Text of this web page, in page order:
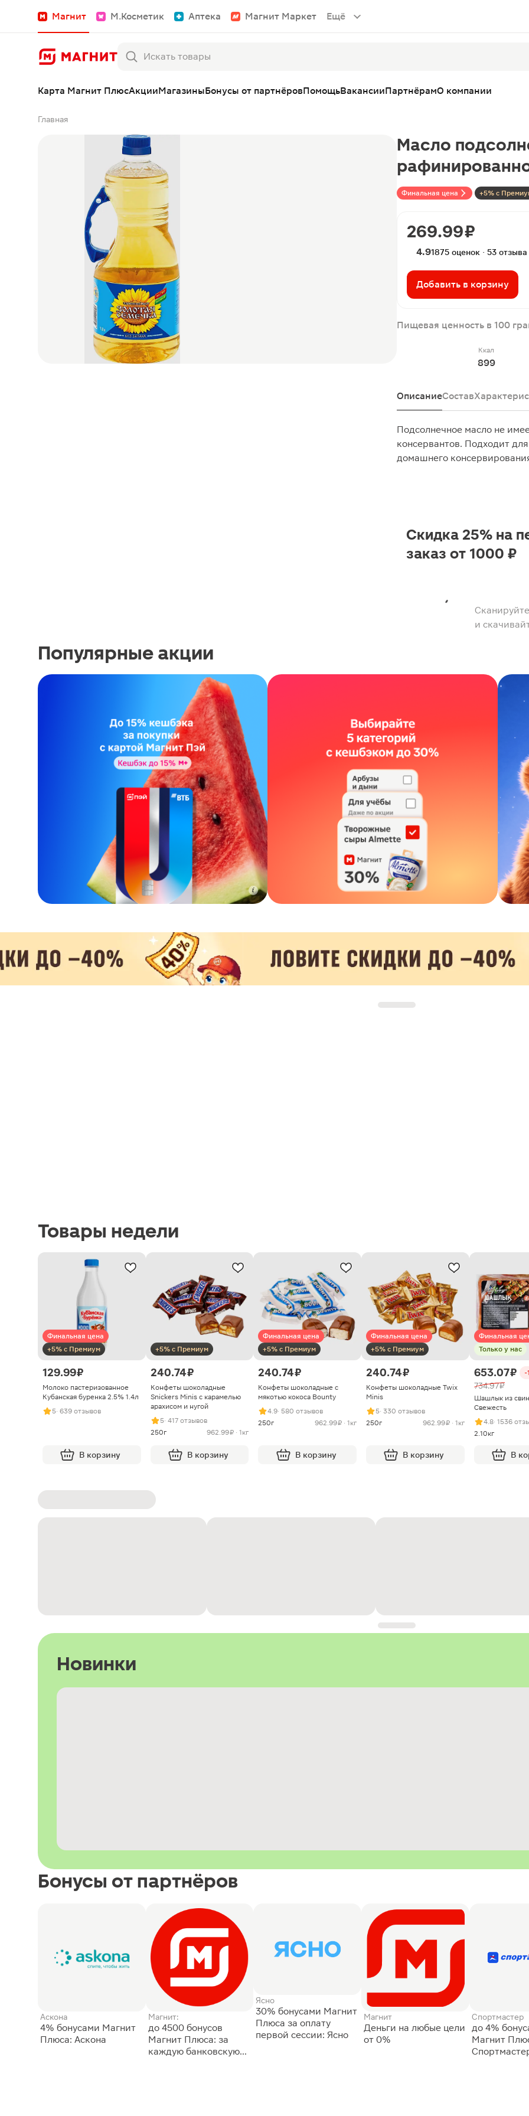
Магнит М.Косметик Аптека Магнит Маркет Ещё
Карта Магнит ПлюсАкцииМагазиныБонусы от партнёровПомощьВакансииПартнёрамО компании
Главная
Финальная цена +5% с
Масло
269.99 ₽
4.91875 оценок · 53 отзыва
Добавить в корзину
Пищевая ценность в 100
Ккал
899
ОписаниеСостав
Подсолнечное масло не
консервантов. Подходит
домашнего
и
Скидка 25% на
заказ от 1000 ₽
Популярные акции
Товары недели
Финальная цена
+5% с Премиум
129.99 ₽
Молоко пастеризованное
Кубанская буренка 2.5% 1.4л
5· 639 отзывов
В корзину
+5% с Премиум
240.74 ₽
Конфеты шоколадные
Snickers Minis с карамелью
арахисом и нугой
5· 417 отзывов
250г
962.99 ₽ · 1кг
В корзину
Финальная цена
+5% с Премиум
240.74 ₽
Конфеты шоколадные с
мякотью кокоса Bounty
4.9· 580 отзывов
250г
962.99 ₽ · 1кг
В корзину
Финальная цена
+5% с Премиум
240.74 ₽
Конфеты шоколадные Twix
Minis
5· 330 отзывов
250г
962.99 ₽ · 1кг
В корзину
Финальная
Только у нас
653.07 ₽ -
734.97 ₽
Шашлык из
Свежесть
4.8· 1536
2.10кг
В
Новинки
Бонусы от партнёров
Аскона
4% бонусами Магнит
Плюса: Аскона
Магнит:
до 4500 бонусов
Магнит Плюса: за
каждую банковскую
Ясно
30% бонусами Магнит
Плюса за оплату
первой сессии: Ясно
Магнит
Деньги на любые цели
от 0%
Спортмастер
до 4%
Магнит